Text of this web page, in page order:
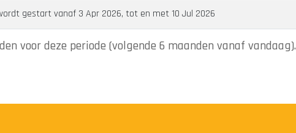
gestart vanaf 3 Apr 2026, tot en met 10 Jul 2026
voor deze periode (volgende 6 maanden vanaf vandaag).